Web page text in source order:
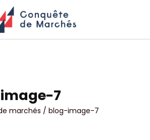
7
marchés / blog-image-7